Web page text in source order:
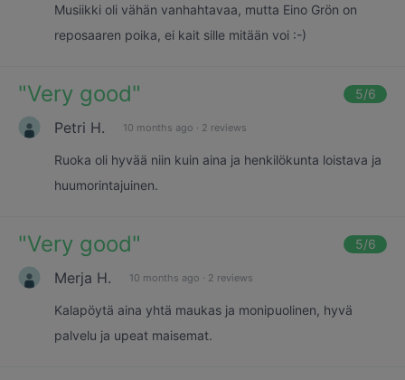
Musiikki oli vähän vanhahtavaa, mutta Eino Grön on
reposaaren poika, ei kait sille mitään voi :-)
"Very good" 5/6
Petri H. 10 months ago · 2 reviews
Ruoka oli hyvää niin kuin aina ja henkilökunta loistava ja
huumorintajuinen.
"Very good" 5/6
Merja H. 10 months ago · 2 reviews
Kalapöytä aina yhtä maukas ja monipuolinen, hyvä
palvelu ja upeat maisemat.